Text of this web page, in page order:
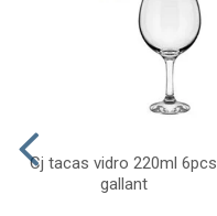
Cj tacas vidro 220ml 6pcs
gallant